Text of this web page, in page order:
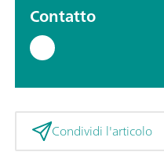
Contatto
Condividi l'articolo